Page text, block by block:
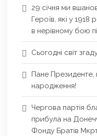
29 січня ми
Героїв, які у 1918
в нерівному бою
Сьогодні світ
Пане Президенте,
народження!
Чергова партія
прибула на
Фонду Братів